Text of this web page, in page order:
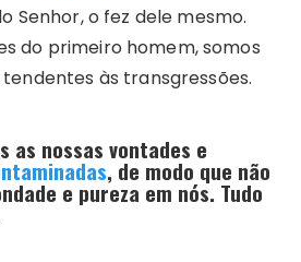
Senhor, o fez dele mesmo.
do primeiro homem, somos
às transgressões.
as nossas vontades e
, de modo que não
e pureza em nós. Tudo